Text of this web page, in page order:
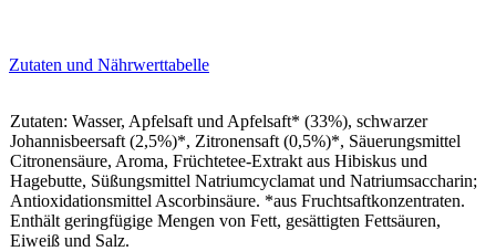
Zutaten und Nährwerttabelle
Zutaten: Wasser, Apfelsaft und Apfelsaft* (33%), schwarzer
Johannisbeersaft (2,5%)*, Zitronensaft (0,5%)*, Säuerungsmittel
Citronensäure, Aroma, Früchtetee-Extrakt aus Hibiskus und
Hagebutte, Süßungsmittel Natriumcyclamat und Natriumsaccharin;
Antioxidationsmittel Ascorbinsäure. *aus Fruchtsaftkonzentraten.
Enthält geringfügige Mengen von Fett, gesättigten Fettsäuren,
Eiweiß und Salz.